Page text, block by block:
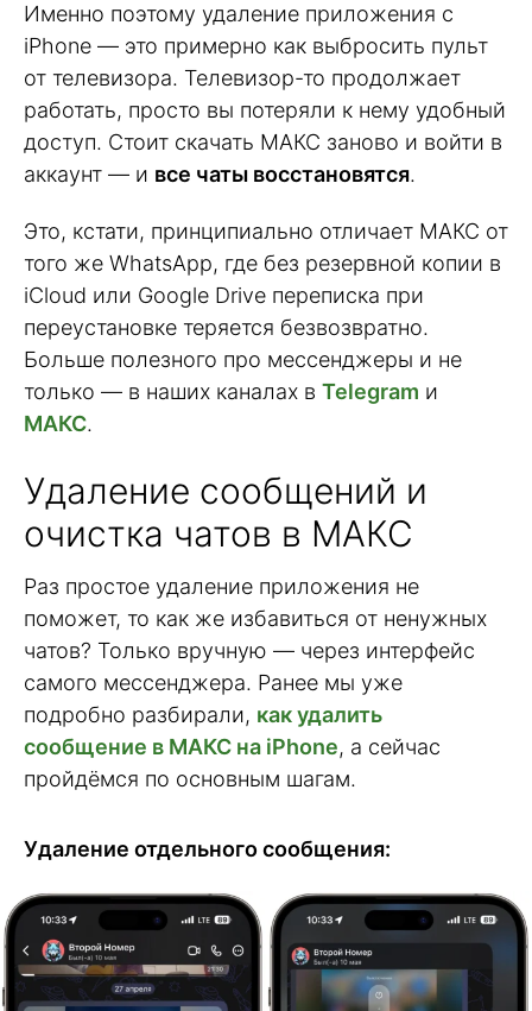
Именно поэтому удаление приложения с
iPhone — это примерно как выбросить пульт
от телевизора. Телевизор-то продолжает
работать, просто вы потеряли к нему удобный
доступ. Стоит скачать МАКС заново и войти в
аккаунт — и все чаты восстановятся.
Это, кстати, принципиально отличает МАКС от
того же WhatsApp, где без резервной копии в
iCloud или Google Drive переписка при
переустановке теряется безвозвратно.
Больше полезного про мессенджеры и не
только — в наших каналах в Telegram и
МАКС.
Удаление сообщений и
очистка чатов в МАКС
Раз простое удаление приложения не
поможет, то как же избавиться от ненужных
чатов? Только вручную — через интерфейс
самого мессенджера. Ранее мы уже
подробно разбирали, как удалить
сообщение в МАКС на iPhone, а сейчас
пройдёмся по основным шагам.
Удаление отдельного сообщения: